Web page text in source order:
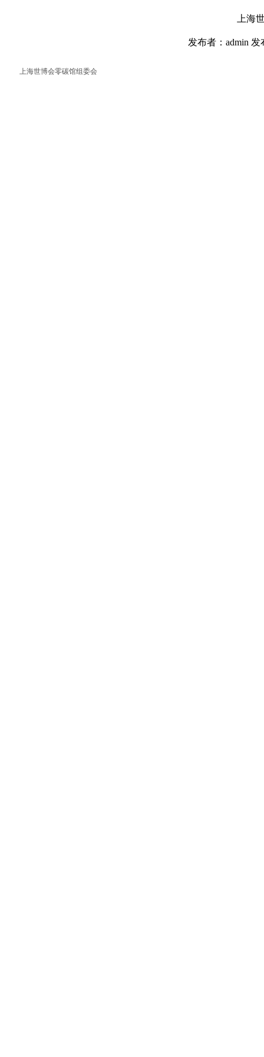
上海
发布者：admin 发
上海世博会零碳馆组委会